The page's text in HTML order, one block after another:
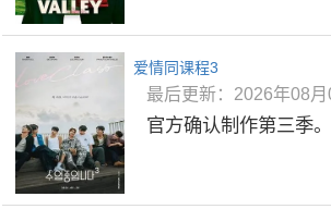
爱情同课程3
最后更新：2026年08月
官方确认制作第三季。